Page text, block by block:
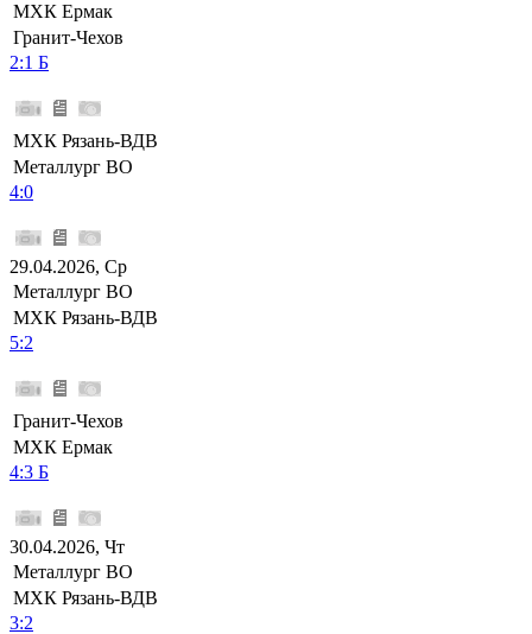
МХК Ермак
Гранит-Чехов
2:1 Б
МХК Рязань-ВДВ
Металлург ВО
4:0
29.04.2026, Ср
Металлург ВО
МХК Рязань-ВДВ
5:2
Гранит-Чехов
МХК Ермак
4:3 Б
30.04.2026, Чт
Металлург ВО
МХК Рязань-ВДВ
3:2